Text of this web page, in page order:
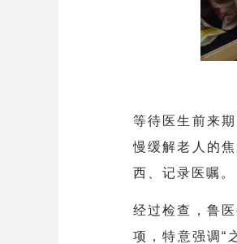
等待医生前来
慢缓解老人的
西、记录医嘱。
经过检查，鲁
项，特意强调“